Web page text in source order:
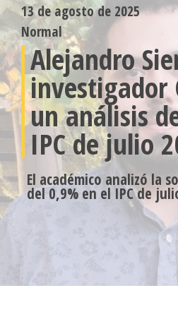
13 de agosto de 2025
Normal
Alejandro
investigador
un análisis
IPC de julio
El académico analizó la
del 0,9% en el IPC de